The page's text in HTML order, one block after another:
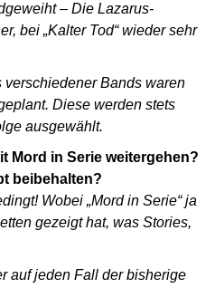
– Die Lazarus-
bei „Kalter Tod“ wieder sehr
Bands waren
Diese werden stets
ausgewählt.
Mord in Serie weitergehen?
beibehalten?
Wobei „Mord in Serie“ ja
gezeigt hat, was Stories,
auf jeden Fall der bisherige